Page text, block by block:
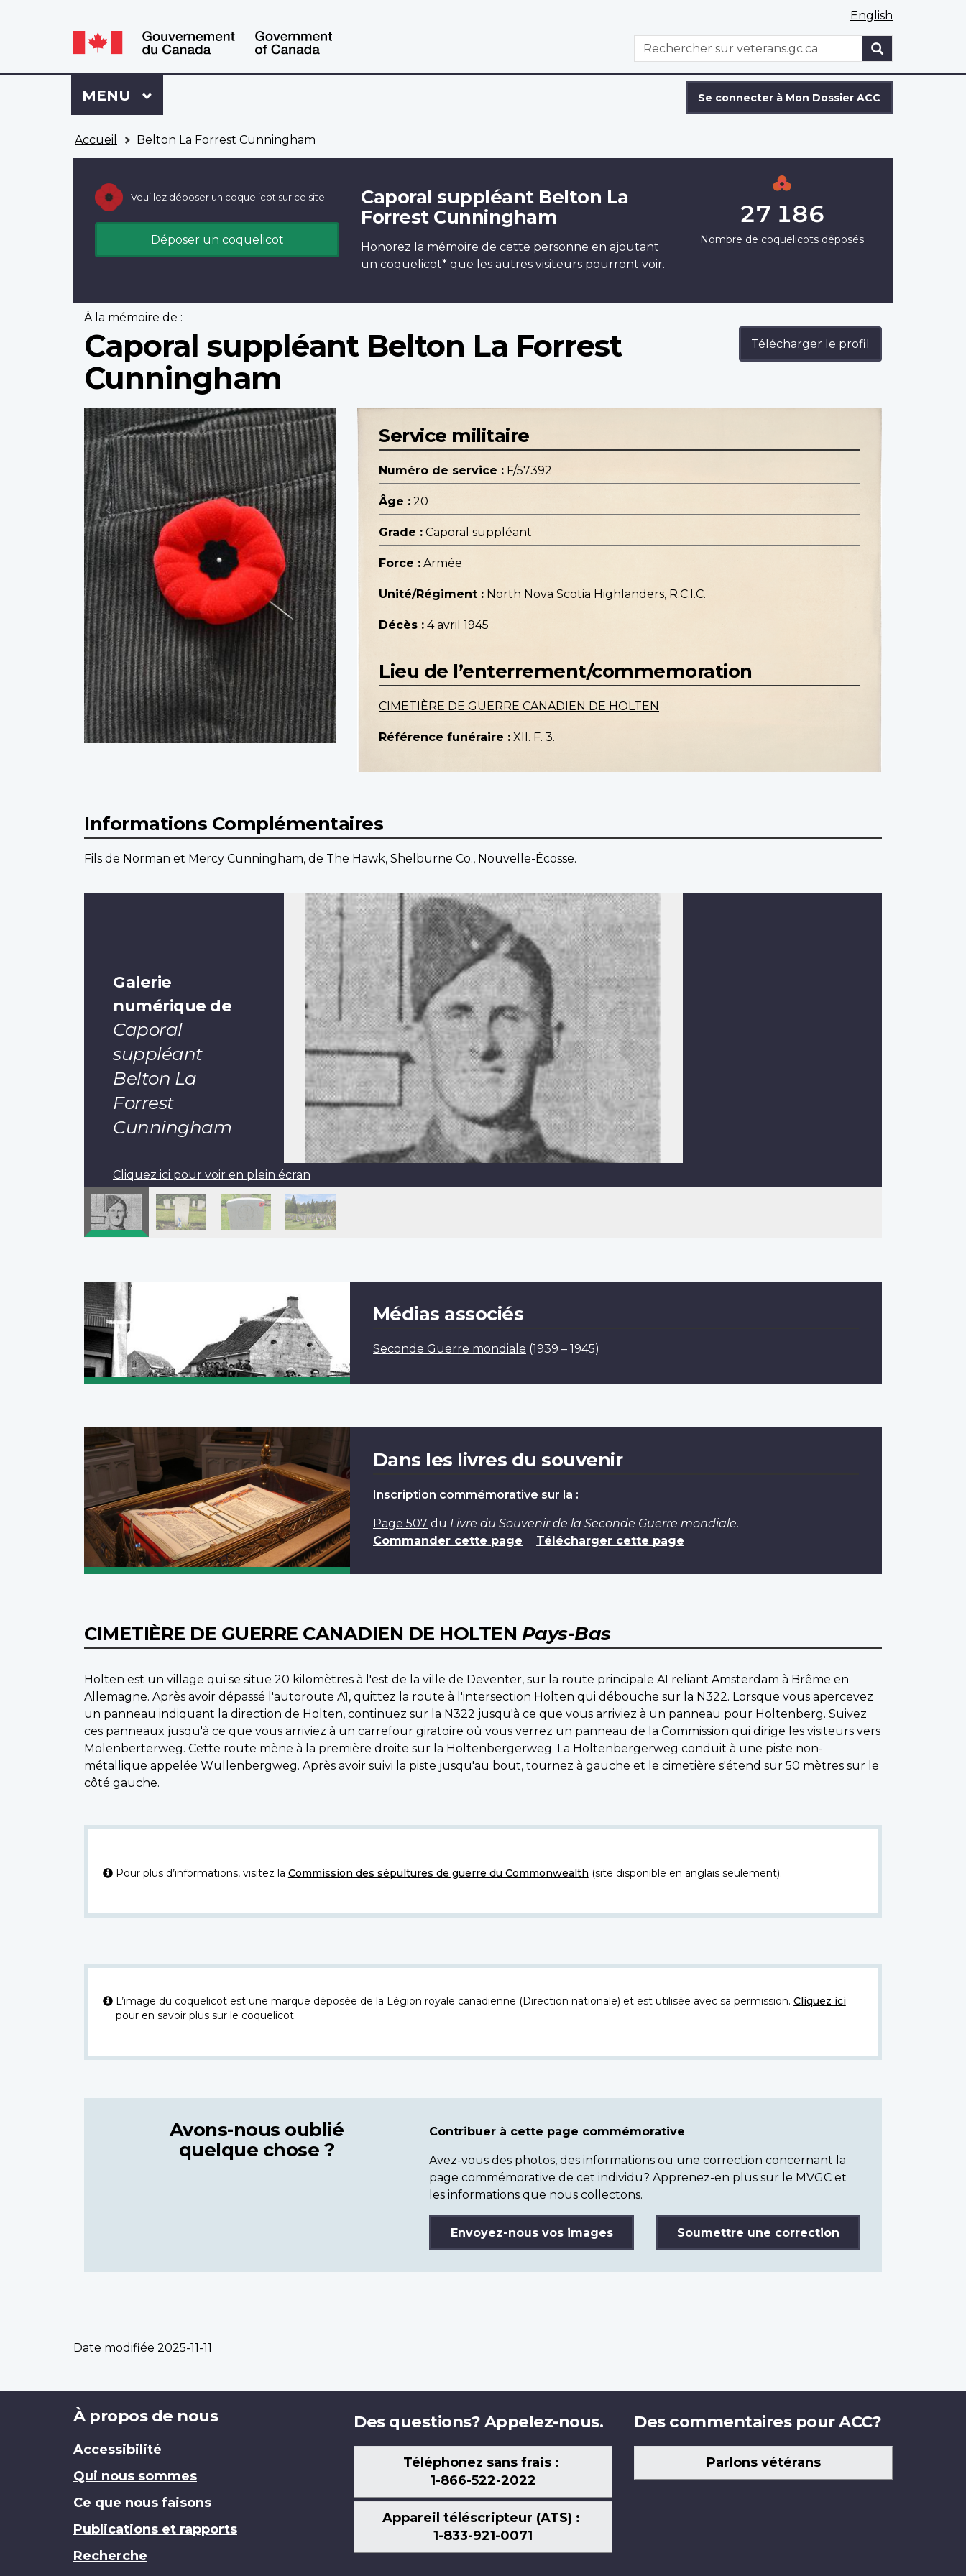
Language
switcher
Language
switcher
English
WxT
Search
Rechercher
Se
connecter
à
Dossier
Se connecter à Mon Dossier ACC
Menu
MENU PRINCIPAL
Accueil Belton La Forrest Cunningham
Veuillez déposer un coquelicot sur ce site.
Déposer un coquelicot
Caporal suppléant Belton La
Forrest Cunningham
Honorez la mémoire de cette personne en ajoutant
un coquelicot* que les autres visiteurs pourront voir.
27 186
Nombre de coquelicots déposés
À la mémoire de :
Caporal suppléant Belton La Forrest
Cunningham
Télécharger le profil
Profile
image
Service militaire
Numéro de service : F/57392
Âge : 20
Grade : Caporal suppléant
Force : Armée
Unité/Régiment : North Nova Scotia Highlanders, R.C.I.C.
Décès : 4 avril 1945
Lieu de l’enterrement/commemoration
CIMETIÈRE DE GUERRE CANADIEN DE HOLTEN
Référence funéraire : XII. F. 3.
Informations Complémentaires
Fils de Norman et Mercy Cunningham, de The Hawk, Shelburne Co., Nouvelle-Écosse.
Galerie
numérique de
Caporal
suppléant
Belton La
Forrest
Cunningham
Cliquez ici pour voir en plein écran
Médias associés
Seconde Guerre mondiale (1939 – 1945)
Dans les livres du souvenir
Inscription commémorative sur la :
Page 507 du Livre du Souvenir de la Seconde Guerre mondiale.
Commander cette page
Télécharger cette page
CIMETIÈRE DE GUERRE CANADIEN DE HOLTEN Pays-Bas
Holten est un village qui se situe 20 kilomètres à l'est de la ville de Deventer, sur la route principale A1 reliant Amsterdam à Brême en
Allemagne. Après avoir dépassé l'autoroute A1, quittez la route à l'intersection Holten qui débouche sur la N322. Lorsque vous apercevez
un panneau indiquant la direction de Holten, continuez sur la N322 jusqu'à ce que vous arriviez à un panneau pour Holtenberg. Suivez
ces panneaux jusqu'à ce que vous arriviez à un carrefour giratoire où vous verrez un panneau de la Commission qui dirige les visiteurs vers
Molenberterweg. Cette route mène à la première droite sur la Holtenbergerweg. La Holtenbergerweg conduit à une piste non-
métallique appelée Wullenbergweg. Après avoir suivi la piste jusqu'au bout, tournez à gauche et le cimetière s'étend sur 50 mètres sur le
côté gauche.
Pour plus d’informations, visitez la Commission des sépultures de guerre du Commonwealth (site disponible en anglais seulement).
L’image du coquelicot est une marque déposée de la Légion royale canadienne (Direction nationale) et est utilisée avec sa permission. Cliquez ici
pour en savoir plus sur le coquelicot.
Avons-nous oublié
quelque chose ?
Contribuer à cette page commémorative
Avez-vous des photos, des informations ou une correction concernant la
page commémorative de cet individu? Apprenez-en plus sur le MVGC et
les informations que nous collectons.
Envoyez-nous vos images Soumettre une correction
Date modifiée 2025-11-11
Brand
À propos de nous
Accessibilité
Qui nous sommes
Ce que nous faisons
Publications et rapports
Recherche
Des questions? Appelez-nous.
Téléphonez sans frais :
1-866-522-2022
Appareil téléscripteur (ATS) :
1-833-921-0071
Des commentaires pour ACC?
Parlons vétérans